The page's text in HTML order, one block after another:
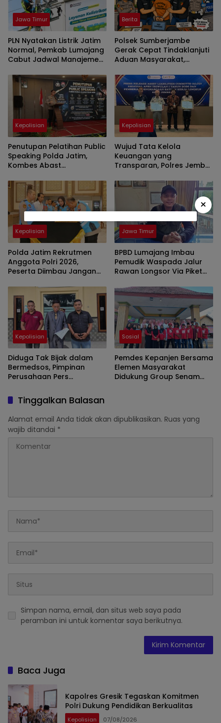
Jawa Timur
PLN Nyatakan Listrik Jatim
Normal, Pemkab Lumajang
Cabut Jadwal Manajemen
Berita
Polsek Sumberjambe
Gerak Cepat Tindaklanjuti
Aduan Masyarakat,
Dipastikan Sesuai Prosedur
Kepolisian
Penutupan Pelatihan Public
Speaking Polda Jatim,
Kombes Abast
Komunikasi yang Jujur dan
Transparan
Kepolisian
Wujud Tata Kelola
Keuangan yang
Transparan, Polres Jember
Penghargaan dari KPPN
Kepolisian
Polda Jatim Rekrutmen
Anggota Polri 2026,
Peserta Diimbau Jangan
Jawa Timur
BPBD Lumajang Imbau
Pemudik Waspada Jalur
Rawan Longsor Via Piket
Kepolisian
Diduga Tak Bijak dalam
Bermedsos, Pimpinan
Perusahaan Pers
ke Polisi Bondowoso
Sosial
Pemdes Kepanjen Bersama
Elemen Masyarakat
Didukung Group Senam
Tinggalkan Balasan
Alamat email Anda tidak akan dipublikasikan. Ruas yang
wajib ditandai *
Simpan nama, email, dan situs web saya pada
peramban ini untuk komentar saya berikutnya.
Baca Juga
Kapolres Gresik Tegaskan Komitmen
Polri Dukung Pendidikan Berkualitas
Kepolisian 07/08/2026
×